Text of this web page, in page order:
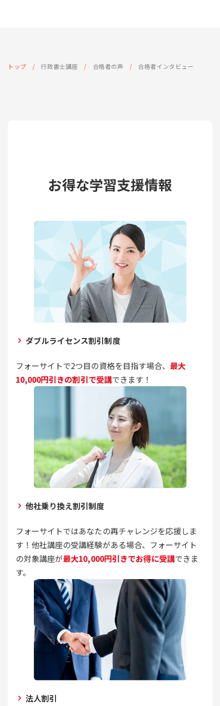
トップ 行政書士講座 合格者の声 合格者インタビュー
お得な学習支援情報
ダブルライセンス割引制度
フォーサイトで2つ目の資格を目指す場合、 最大
10,000円引きの割引で受講できます！
他社乗り換え割引制度
フォーサイトではあなたの再チャレンジを応援しま
す！他社講座の受講経験がある場合、フォーサイト
の対象講座が最大10,000円引きでお得に受講できま
す。
法人割引